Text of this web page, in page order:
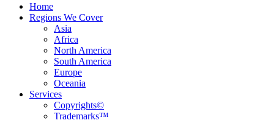
Home
Regions We Cover
Asia
Africa
North America
South America
Europe
Oceania
Services
Copyrights©
Trademarks™